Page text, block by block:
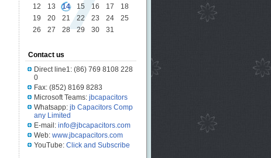
12
13 14 15 16 17
18
19
20 21 22 23 24
25
26
27 28 29 30 31
Contact us
Direct line1: (86) 769 8108 228
0
Fax: (852) 8169 8283
Microsoft Teams: jbcapacitors
Whatsapp: jb Capacitors Comp
any Limited
E-mail: info@jbcapacitors.com
Web: www.jbcapacitors.com
YouTube: Click and Subscribe